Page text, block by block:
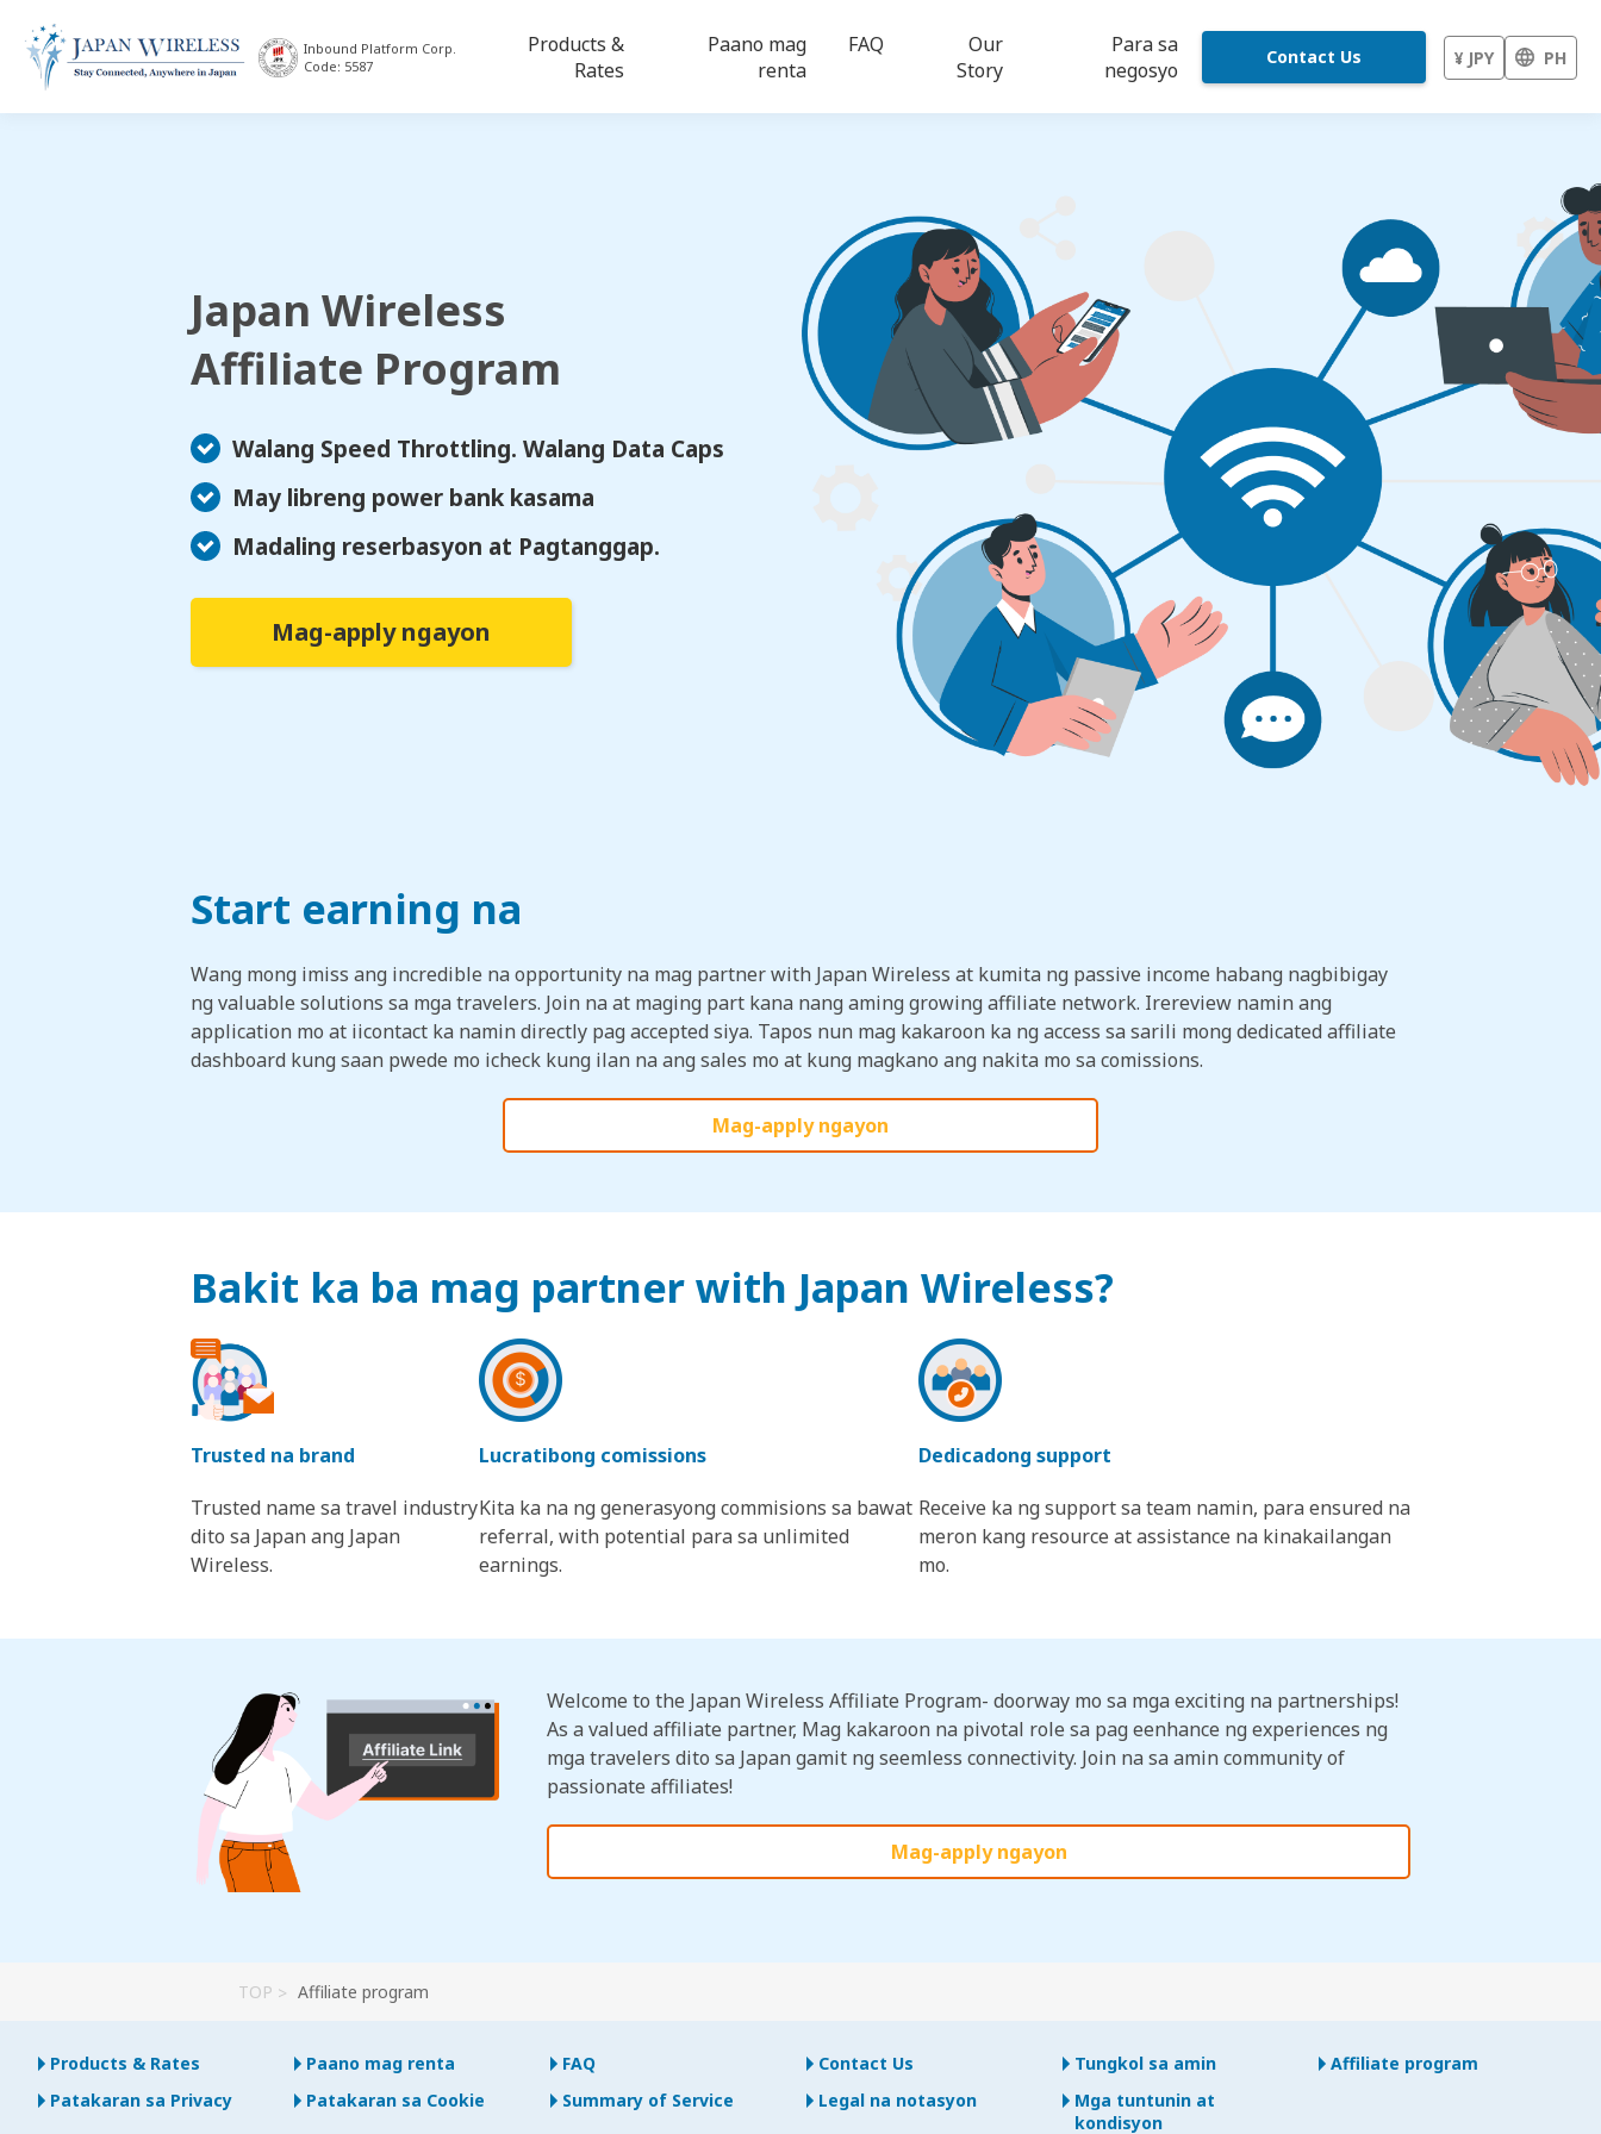
Inbound Platform Corp.
Code: 5587
Products &
Rates
Paano mag
renta
FAQ
Our
Story
Para sa
negosyo
Contact Us ¥ JPY PH
Japan Wireless
Affiliate Program
Walang Speed Throttling. Walang Data Caps
May libreng power bank kasama
Madaling reserbasyon at Pagtanggap.
Mag-apply ngayon
Start earning na
Wang mong imiss ang incredible na opportunity na mag partner with Japan Wireless at kumita ng passive income habang nagbibigay
ng valuable solutions sa mga travelers. Join na at maging part kana nang aming growing affiliate network. Irereview namin ang
application mo at iicontact ka namin directly pag accepted siya. Tapos nun mag kakaroon ka ng access sa sarili mong dedicated affiliate
dashboard kung saan pwede mo icheck kung ilan na ang sales mo at kung magkano ang nakita mo sa comissions.
Mag-apply ngayon
Bakit ka ba mag partner with Japan Wireless?
Trusted na brand
Trusted name sa travel industry
dito sa Japan ang Japan
Wireless.
Lucratibong comissions
Kita ka na ng generasyong commisions sa bawat
referral, with potential para sa unlimited
earnings.
Dedicadong support
Receive ka ng support sa team namin, para ensured na
meron kang resource at assistance na kinakailangan
mo.
Welcome to the Japan Wireless Affiliate Program- doorway mo sa mga exciting na partnerships!
As a valued affiliate partner, Mag kakaroon na pivotal role sa pag eenhance ng experiences ng
mga travelers dito sa Japan gamit ng seemless connectivity. Join na sa amin community of
passionate affiliates!
Mag-apply ngayon
TOP Affiliate program
Products & Rates Paano mag renta FAQ Contact Us Tungkol sa amin
Affiliate program
Patakaran sa Privacy
Patakaran sa Cookie Summary of Service Legal na notasyon
Mga tuntunin at
kondisyon